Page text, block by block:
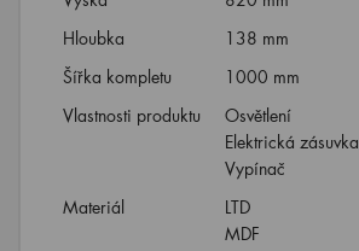
Hloubka
138 mm
Šířka kompletu
1000 mm
Vlastnosti produktu
Osvětlení
Elektrická zásuvka
Vypínač
Materiál
LTD
MDF